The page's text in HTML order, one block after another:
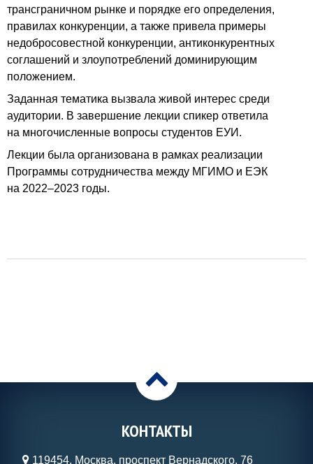
трансграничном рынке и порядке его определения,
правилах конкуренции, а также привела примеры
недобросовестной конкуренции, антиконкурентных
соглашений и злоупотреблений доминирующим
положением.
Заданная тематика вызвала живой интерес среди
аудитории. В завершение лекции спикер ответила
на многочисленные вопросы студентов ЕУИ.
Лекции была организована в рамках реализации
Программы сотрудничества между МГИМО и ЕЭК
на 2022–2023 годы.
>
КОНТАКТЫ
119454, Москва, проспект Вернадского, 76